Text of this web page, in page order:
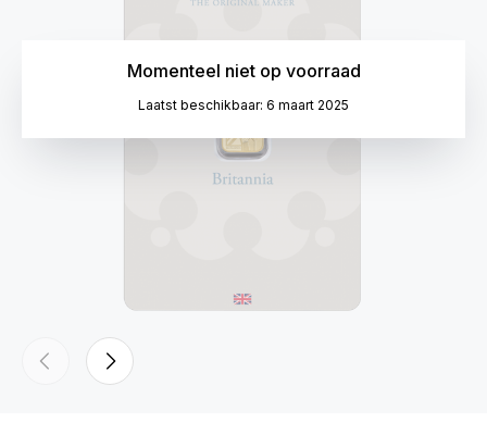
Momenteel niet op voorraad
Laatst beschikbaar: 6 maart 2025